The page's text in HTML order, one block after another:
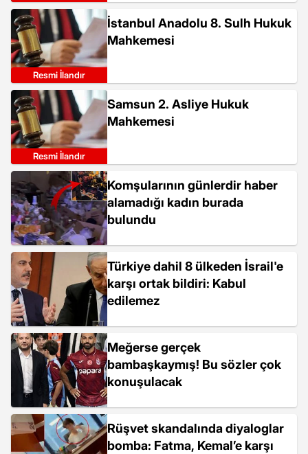
İstanbul Anadolu 8. Sulh Hukuk
Mahkemesi
Resmi İlandır
Samsun 2. Asliye Hukuk
Mahkemesi
Resmi İlandır
Komşularının günlerdir haber
alamadığı kadın burada
bulundu
Türkiye dahil 8 ülkeden İsrail'e
karşı ortak bildiri: Kabul
edilemez
Meğerse gerçek
bambaşkaymış! Bu sözler çok
konuşulacak
Rüşvet skandalında diyaloglar
bomba: Fatma, Kemal’e karşı